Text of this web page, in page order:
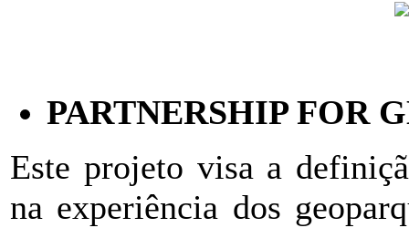
PARTNERSHIP FOR
Este projeto visa a
na experiência dos